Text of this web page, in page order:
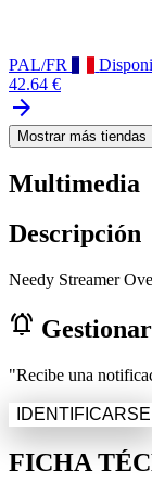
PAL/FR
42.64 €
arrow_forward
Mostrar más tiendas
Multimedia
Descripción
Needy Streamer
notifications_active
"Recibe una
IDENTIFICARSE
FICHA